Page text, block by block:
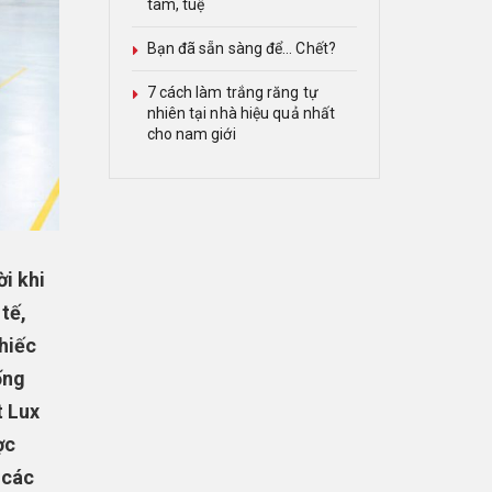
khi
Lux
tâm, tuệ
Bạn đã sẵn sàng để… Chết?
7 cách làm trắng răng tự
nhiên tại nhà hiệu quả nhất
cho nam giới